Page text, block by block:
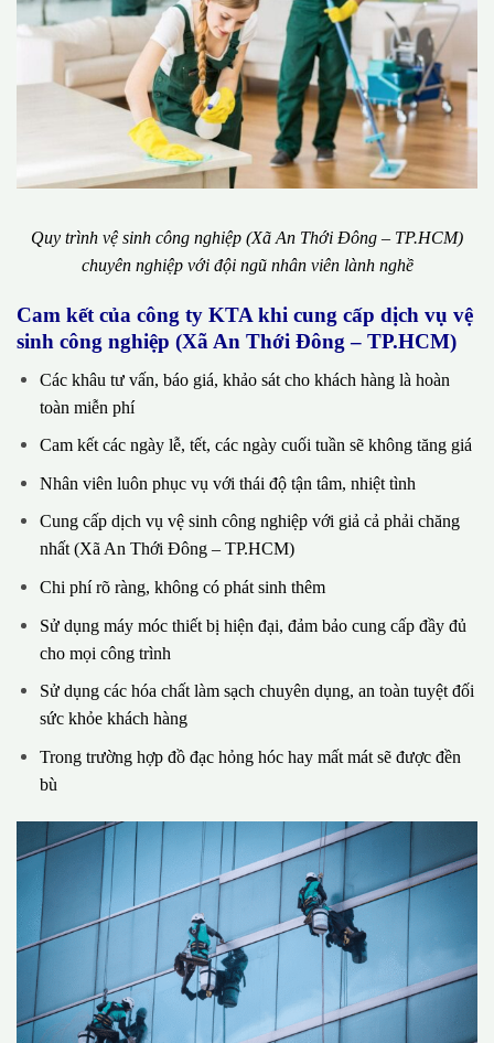
Quy trình vệ sinh công nghiệp (Xã An Thới Đông – TP.HCM)
chuyên nghiệp với đội ngũ nhân viên lành nghề
Cam kết của công ty KTA khi cung cấp dịch vụ vệ
sinh công nghiệp (Xã An Thới Đông – TP.HCM)
Các khâu tư vấn, báo giá, khảo sát cho khách hàng là hoàn
toàn miễn phí
Cam kết các ngày lễ, tết, các ngày cuối tuần sẽ không tăng giá
Nhân viên luôn phục vụ với thái độ tận tâm, nhiệt tình
Cung cấp dịch vụ vệ sinh công nghiệp với giả cả phải chăng
nhất (Xã An Thới Đông – TP.HCM)
Chi phí rõ ràng, không có phát sinh thêm
Sử dụng máy móc thiết bị hiện đại, đảm bảo cung cấp đầy đủ
cho mọi công trình
Sử dụng các hóa chất làm sạch chuyên dụng, an toàn tuyệt đối
sức khỏe khách hàng
Trong trường hợp đồ đạc hỏng hóc hay mất mát sẽ được đền
bù